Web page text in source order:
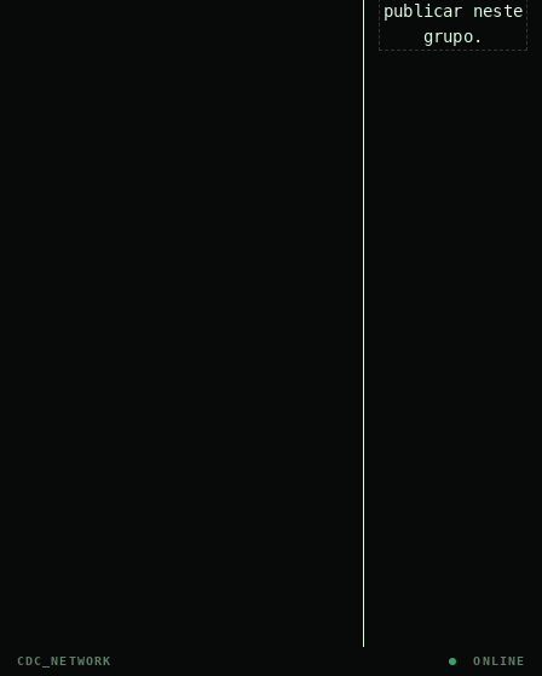
publicar neste
grupo.
CDC_NETWORK ONLINE